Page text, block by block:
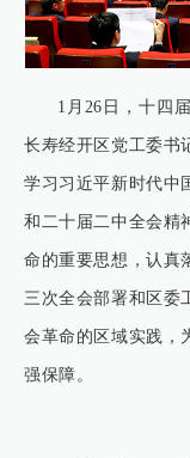
1月26日，十四
长寿经开区党工委书
学习习近平新时代中
和二十届二中全会精
命的重要思想，认真
三次全会部署和区委
会革命的区域实践，
强保障。